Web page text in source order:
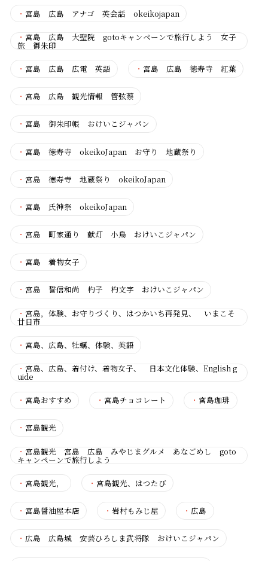
・ 宮島 広島 アナゴ 英会話 okeikojapan
・ 宮島 広島 大聖院 gotoキャンペーンで旅行しよう 女子
旅 御朱印
・ 宮島 広島 広電 英語 ・ 宮島 広島 徳寿寺 紅葉
・ 宮島 広島 観光情報 管弦蔡
・ 宮島 御朱印帳 おけいこジャパン
・ 宮島 徳寿寺 okeikoJapan お守り 地蔵祭り
・ 宮島 徳寿寺 地蔵祭り okeikoJapan
・ 宮島 氏神祭 okeikoJapan
・ 宮島 町家通り 献灯 小鳥 おけいこジャパン
・ 宮島 着物女子
・ 宮島 誓信和尚 杓子 杓文字 おけいこジャパン
・ 宮島，体験、お守りづくり、はつかいち再発見、 いまこそ
廿日市
・ 宮島、広島、牡蠣、体験、英語
・ 宮島、広島、着付け、着物女子、 日本文化体験、English g
uide
・ 宮島おすすめ ・ 宮島チョコレート ・ 宮島珈琲
・ 宮島観光
・ 宮島観光 宮島 広島 みやじまグルメ あなごめし goto
キャンペーンで旅行しよう
・ 宮島観光， ・ 宮島観光、はつたび
・ 宮島醤油屋本店 ・岩村もみじ屋 ・ 広島
・ 広島 広島城 安芸ひろしま武将隊 おけいこジャパン